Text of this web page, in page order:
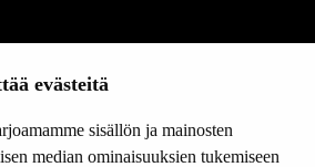
evästeitä
sisällön ja mainosten
median ominaisuuksien tukemiseen